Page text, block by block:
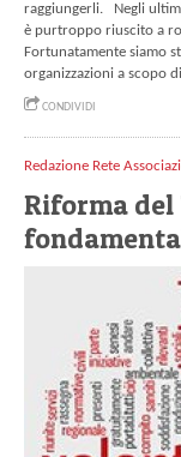
raggiungerli. Negli
è purtroppo riuscito a
Fortunatamente siamo
organizzazioni a scopo
CONDIVIDI
Redazione Rete
Riforma del